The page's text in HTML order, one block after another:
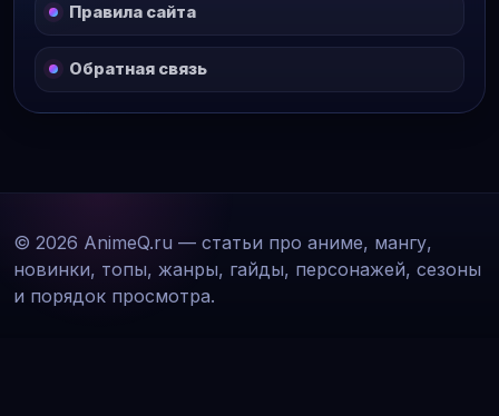
Правила сайта
Обратная связь
© 2026 AnimeQ.ru — статьи про аниме, мангу,
новинки, топы, жанры, гайды, персонажей, сезоны
и порядок просмотра.